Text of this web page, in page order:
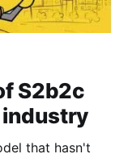
S2b2c
industry
that hasn't